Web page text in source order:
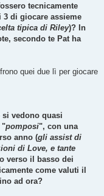
tecnicamente
di giocare assieme
tipica di Riley)? In
secondo te Pat ha
quei due lì per giocare
si vedono quasi
"pomposi", con una
anno (gli assist di
di Love, e tante
verso il basso dei
come valuti il
ad ora?